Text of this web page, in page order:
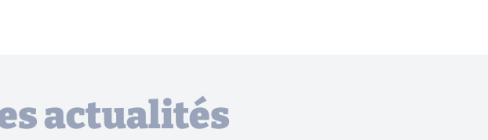
actualités